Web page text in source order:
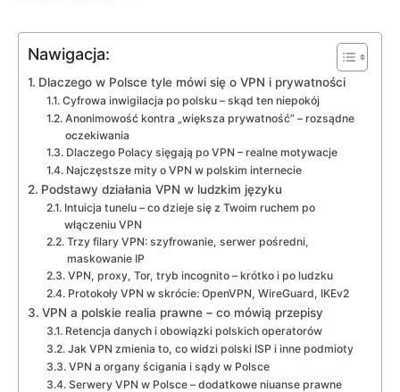
Nawigacja:
Dlaczego w Polsce tyle mówi się o VPN i prywatności
Cyfrowa inwigilacja po polsku – skąd ten niepokój
Anonimowość kontra „większa prywatność” – rozsądne
oczekiwania
Dlaczego Polacy sięgają po VPN – realne motywacje
Najczęstsze mity o VPN w polskim internecie
Podstawy działania VPN w ludzkim języku
Intuicja tunelu – co dzieje się z Twoim ruchem po
włączeniu VPN
Trzy filary VPN: szyfrowanie, serwer pośredni,
maskowanie IP
VPN, proxy, Tor, tryb incognito – krótko i po ludzku
Protokoły VPN w skrócie: OpenVPN, WireGuard, IKEv2
VPN a polskie realia prawne – co mówią przepisy
Retencja danych i obowiązki polskich operatorów
Jak VPN zmienia to, co widzi polski ISP i inne podmioty
VPN a organy ścigania i sądy w Polsce
Serwery VPN w Polsce – dodatkowe niuanse prawne